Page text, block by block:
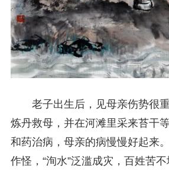
老子出生后，见母亲伤势很
炼丹救母，并在河滩里采来苔干
和药治病，母亲的病慢慢好起来
作怪，“洵水”泛滥成灾，百姓苦